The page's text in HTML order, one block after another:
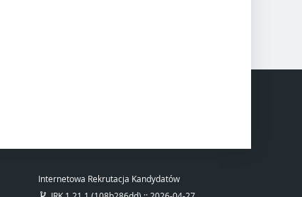
Internetowa Rekrutacja Kandydatów